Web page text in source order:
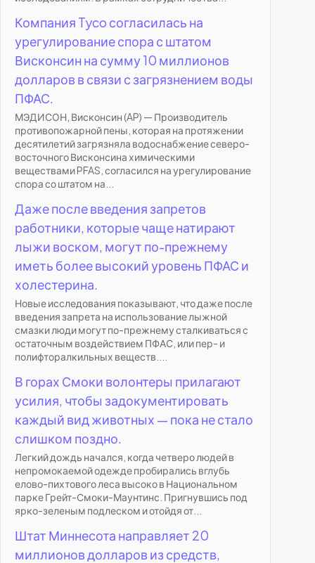
Компания Tyco согласилась на
урегулирование спора с штатом
Висконсин на сумму 10 миллионов
долларов в связи с загрязнением воды
ПФАС.
МЭДИСОН, Висконсин (AP) — Производитель
противопожарной пены, которая на протяжении
десятилетий загрязняла водоснабжение северо-
восточного Висконсина химическими
веществами PFAS, согласился на урегулирование
спора со штатом на...
Даже после введения запретов
работники, которые чаще натирают
лыжи воском, могут по-прежнему
иметь более высокий уровень ПФАС и
холестерина.
Новые исследования показывают, что даже после
введения запрета на использование лыжной
смазки люди могут по-прежнему сталкиваться с
остаточным воздействием ПФАС, или пер- и
полифторалкильных веществ....
В горах Смоки волонтеры прилагают
усилия, чтобы задокументировать
каждый вид животных — пока не стало
слишком поздно.
Легкий дождь начался, когда четверо людей в
непромокаемой одежде пробирались вглубь
елово-пихтового леса высоко в Национальном
парке Грейт-Смоки-Маунтинс. Пригнувшись под
ярко-зеленым подлеском и отойдя от...
Штат Миннесота направляет 20
миллионов долларов из средств,